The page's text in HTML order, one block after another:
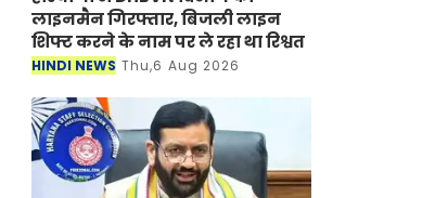
लाइनमैन गिरफ्तार, बिजली लाइन
शिफ्ट करने के नाम पर ले रहा था रिश्वत
HINDI NEWS Thu,6 Aug 2026